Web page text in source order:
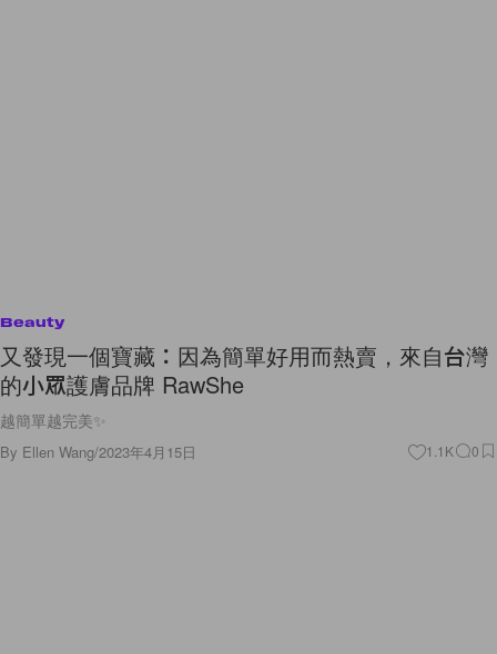
Beauty
又發現一個寶藏：因為簡單好用而熱賣，來自台灣
的小眾護膚品牌 RawShe
越簡單越完美✨
By Ellen Wang/2023年4月15日 1.1K 0